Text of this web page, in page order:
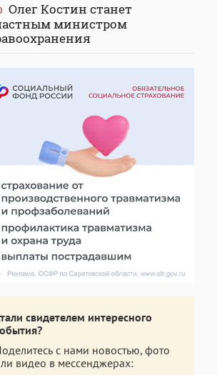
Олег Костин станет
министром
свидетелем интересного
с нами новостью, фото
видео в мессенджерах: